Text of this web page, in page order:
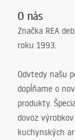
O nás
Značka REA
roku 1993.
Odvtedy našu
dopĺňame o
produkty.
dovoz
kuchynských